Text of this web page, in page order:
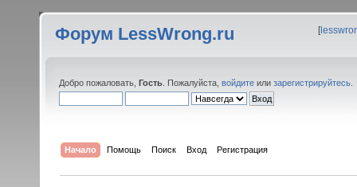
Форум LessWrong.ru [
Добро пожаловать, Гость . Пожалуйста, войдите или зарегистрируйтесь
Начало Помощь Поиск Вход Регистрация